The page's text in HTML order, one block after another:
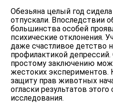
Обезьяна целый год
отпускали. Впоследствии
большинства особей
психические отклонения.
даже счастливое детство
профилактикой
простому заключению
жестоких экспериментов.
защиту прав животных
огласки результатов
исследования.